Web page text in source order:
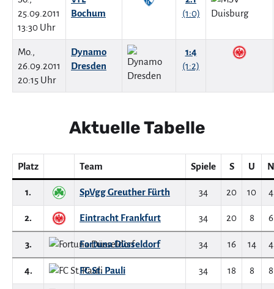
25.09.2011
13:30 Uhr
Bochum
(1:0)
Mo.,
26.09.2011
20:15 Uhr
Dynamo
Dresden
1:4
(1:2)
Aktuelle Tabelle
Platz Team Spiele S U N
1. SpVgg Greuther Fürth 34 20 10 4
2. Eintracht Frankfurt 34 20 8 6
3. Fortuna Düsseldorf 34 16 14 4
4. FC St. Pauli 34 18 8 8